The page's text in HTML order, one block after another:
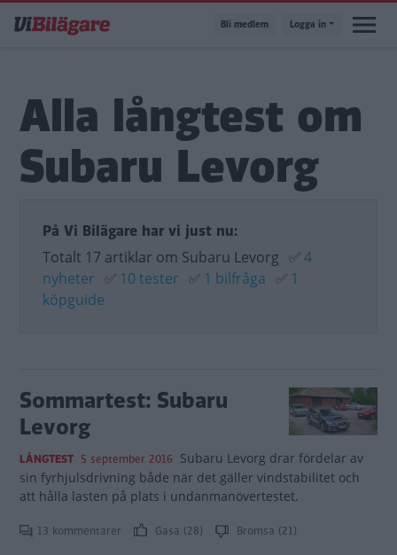
till
Bli medlem Logga in
Alla långtest om
Subaru Levorg
På Vi Bilägare har vi just nu:
Totalt 17 artiklar om Subaru Levorg ✅4
nyheter ✅ 10 tester ✅ 1 bilfråga ✅ 1
köpguide
Sommartest: Subaru
Levorg
LÅNGTEST 5 september 2016 Subaru Levorg drar fördelar av
sin fyrhjulsdrivning både när det gäller vindstabilitet och
att hålla lasten på plats i undanmanövertestet.
13 kommentarer Gasa (28) Bromsa (21)